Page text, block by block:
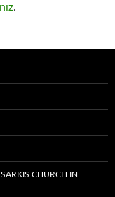
.
CHURCH IN